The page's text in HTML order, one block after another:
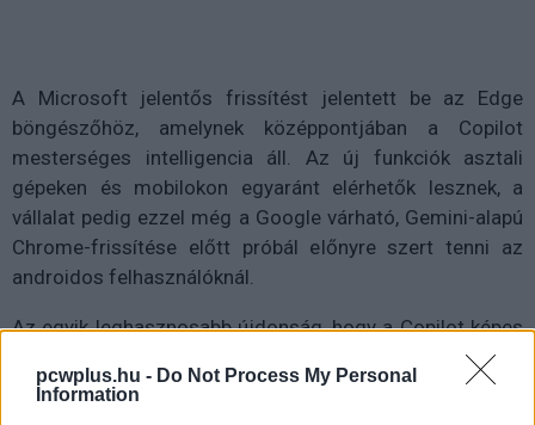
pcwplus.hu - Do Not Process My Personal
Information
A Microsoft jelentős frissítést jelentett be az Edge
böngészőhöz, amelynek középpontjában a Copilot
mesterséges intelligencia áll. Az új funkciók asztali
gépeken és mobilokon egyaránt elérhetők lesznek, a
vállalat pedig ezzel még a Google várható, Gemini-alapú
Chrome-frissítése előtt próbál előnyre szert tenni az
androidos felhasználóknál.
Az egyik leghasznosabb újdonság, hogy a Copilot képes
egyszerre több megnyitott lap tartalmát elemezni
mobilon is. A felhasználók így anélkül hasonlíthatnak